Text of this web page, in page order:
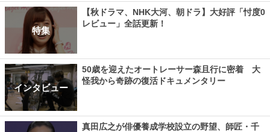
特集
【秋ドラマ、NHK大河、朝ドラ】大好評「忖度0
レビュー」全話更新！
インタビュー
50歳を迎えたオートレーサー森且行に密着 大
怪我から奇跡の復活ドキュメンタリー
真田広之が俳優養成学校設立の野望、師匠・千